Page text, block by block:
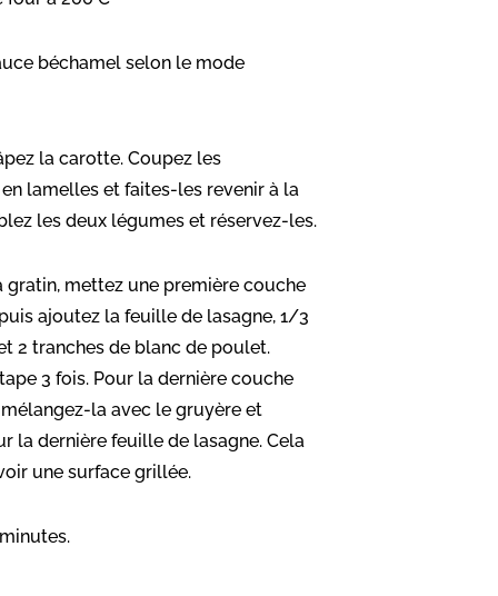
béchamel selon le mode
la carotte. Coupez les
lamelles et faites-les revenir à la
les deux légumes et réservez-les.
gratin, mettez une première couche
ajoutez la feuille de lasagne, 1/3
2 tranches de blanc de poulet.
3 fois. Pour la dernière couche
la avec le gruyère et
la dernière feuille de lasagne. Cela
une surface grillée.